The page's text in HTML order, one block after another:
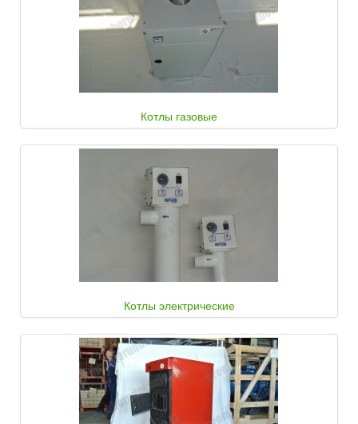
Котлы газовые
Котлы электрические